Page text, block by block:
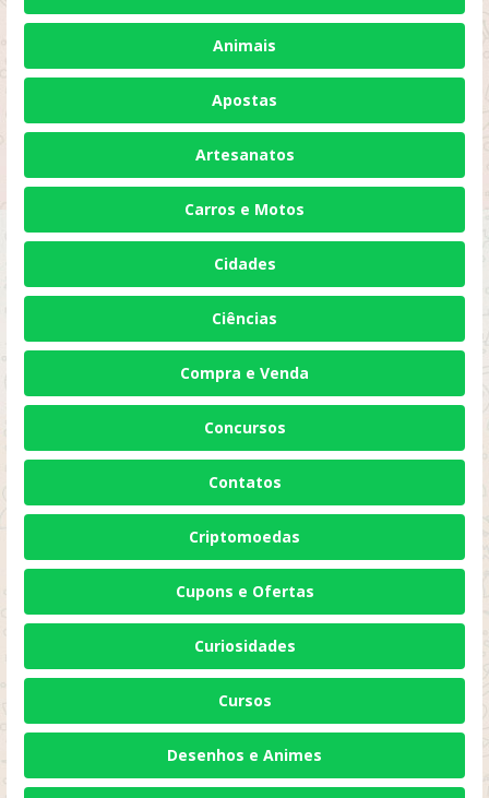
Animais
Apostas
Artesanatos
Carros e Motos
Cidades
Ciências
Compra e Venda
Concursos
Contatos
Criptomoedas
Cupons e Ofertas
Curiosidades
Cursos
Desenhos e Animes